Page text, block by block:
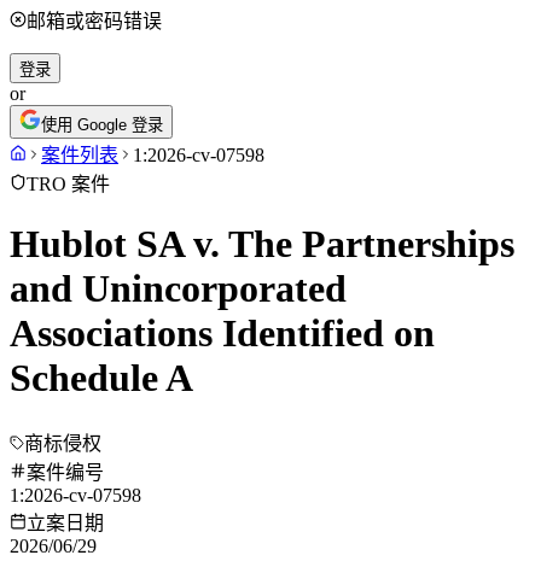
邮箱或密码错误
登录
or
使用 Google 登录
案件列表
1:2026-cv-07598
TRO 案件
Hublot SA v. The Partnerships
and Unincorporated
Associations Identified on
Schedule A
商标侵权
案件编号
1:2026-cv-07598
立案日期
2026/06/29